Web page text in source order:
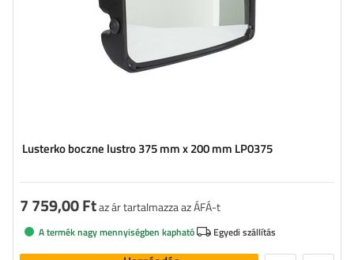
Lusterko boczne lustro 375 mm x 200 mm LP0375
7 759,00 Ftaz ár tartalmazza az ÁFÁ-t
A termék nagy mennyiségben kapható Egyedi szállítás